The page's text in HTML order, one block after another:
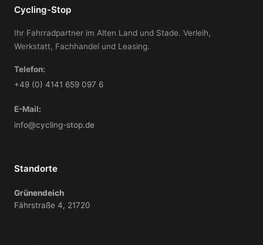
Cycling-Stop
Ihr Fahrradpartner im Alten Land und Stade. Verleih,
Werkstatt, Fachhandel und Leasing.
Telefon:
+49 (0) 4141 659 097 6
E-Mail:
info@cycling-stop.de
Standorte
Grünendeich
Fährstraße 4, 21720